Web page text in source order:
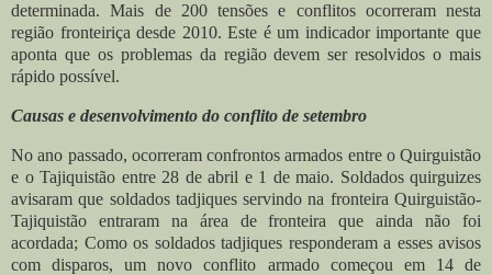
determinada. Mais de 200 tensões e conflitos ocorreram nesta
região fronteiriça desde 2010. Este é um indicador importante que
aponta que os problemas da região devem ser resolvidos o mais
rápido possível.
Causas e desenvolvimento do conflito de setembro
No ano passado, ocorreram confrontos armados entre o Quirguistão
e o Tajiquistão entre 28 de abril e 1 de maio. Soldados quirguizes
avisaram que soldados tadjiques servindo na fronteira Quirguistão-
Tajiquistão entraram na área de fronteira que ainda não foi
acordada; Como os soldados tadjiques responderam a esses avisos
com disparos, um novo conflito armado começou em 14 de